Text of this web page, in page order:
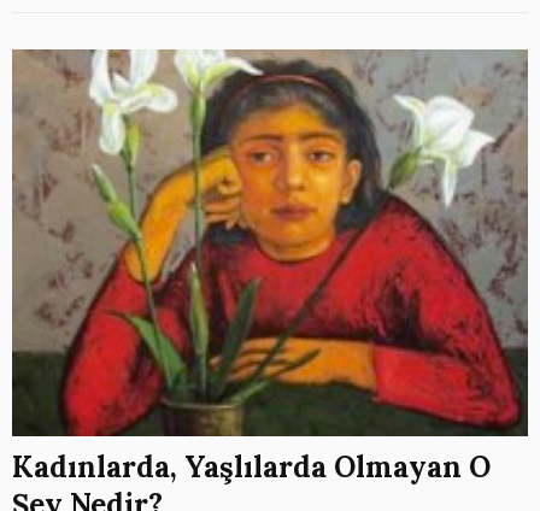
Kadınlarda, Yaşlılarda Olmayan O